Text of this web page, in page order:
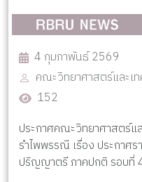
4 กุมภาพันธ์ 2569
คณะวิทยาศาสตร์และเท
152
ประกาศคณะวิทยาศาสตร์แ
รำไพพรรณี เรื่อง ประกา
ปริญญาตรี ภาคปกติ รอบที่